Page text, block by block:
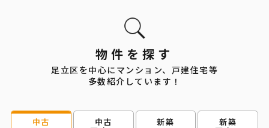
物件を探す
足立区を中心にマンション、戸建住宅等
多数紹介しています！
中古 中古 新築 新築